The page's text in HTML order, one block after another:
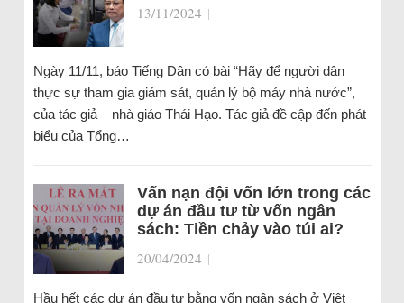
13/11/2024 |
Ngày 11/11, báo Tiếng Dân có bài “Hãy để người dân
thực sự tham gia giám sát, quản lý bộ máy nhà nước”,
của tác giả – nhà giáo Thái Hạo. Tác giả đề cập đến phát
biểu của Tổng…
Vấn nạn đội vốn lớn trong các
dự án đầu tư từ vốn ngân
sách: Tiền chảy vào túi ai?
20/04/2024 |
Hầu hết các dự án đầu tư bằng vốn ngân sách ở Việt